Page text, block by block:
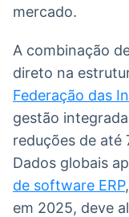
mercado.
A combinação
direto na
Federação das
gestão
reduções de até
Dados globais
de software ERP
em 2025, deve